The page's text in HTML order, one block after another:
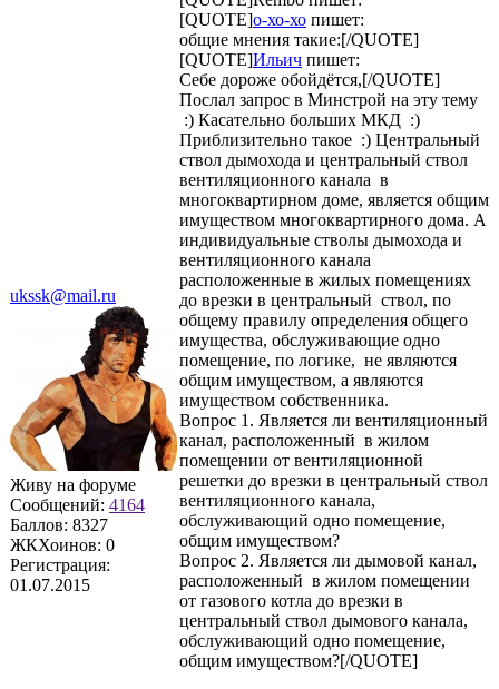
ukssk@mail.ru
Живу на форуме
Сообщений: 4164
Баллов: 8327
ЖКХоинов: 0
Регистрация:
01.07.2015
[QUOTE]о-хо-хо пишет:
общие мнения такие:[/QUOTE]
[QUOTE]Ильич пишет:
Себе дороже обойдётся,[/QUOTE]
Послал запрос в Минстрой на эту тему
:) Касательно больших МКД :)
Приблизительно такое :) Центральный
ствол дымохода и центральный ствол
вентиляционного канала в
многоквартирном доме, является общим
имуществом многоквартирного дома. А
индивидуальные стволы дымохода и
вентиляционного канала
расположенные в жилых помещениях
до врезки в центральный ствол, по
общему правилу определения общего
имущества, обслуживающие одно
помещение, по логике, не являются
общим имуществом, а являются
имуществом собственника.
Вопрос 1. Является ли вентиляционный
канал, расположенный в жилом
помещении от вентиляционной
решетки до врезки в центральный ствол
вентиляционного канала,
обслуживающий одно помещение,
общим имуществом?
Вопрос 2. Является ли дымовой канал,
расположенный в жилом помещении
от газового котла до врезки в
центральный ствол дымового канала,
обслуживающий одно помещение,
общим имуществом?[/QUOTE]